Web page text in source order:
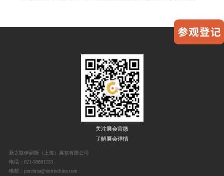
关注展会官微
了解展会详情
新之联伊丽斯（上海）展览有限公司
电话：021-59881253
电邮：pmchina@unirischina.com